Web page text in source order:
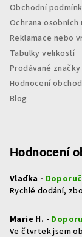
Obchodní
Ochrana osobních
Reklamace nebo
Tabulky velikostí
Prodávané značky
Hodnocení
Blog
Hodnocení
Vlaďka -
Rychlé dodání,
Marie H. -
Ve čtvrtek jsem